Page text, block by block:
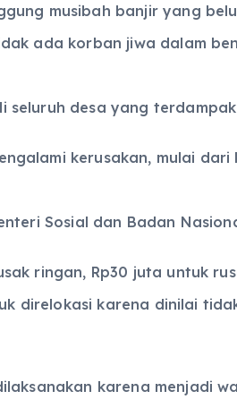
musibah banjir yang
ada korban jiwa dalam
seluruh desa yang
kerusakan, mulai
Sosial dan Badan
ringan, Rp30 juta untuk
direlokasi karena dinilai
karena menjadi